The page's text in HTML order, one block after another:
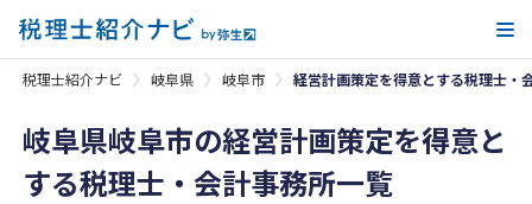
税理士紹介ナビ 岐阜県 岐阜市 経営計画策定を得意とする税理士・
岐阜県岐阜市の経営計画策定を得意と
する税理士・会計事務所一覧